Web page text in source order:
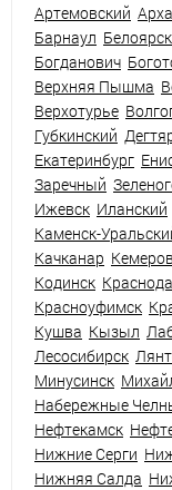
Артемовский
Барнаул
Богданович
Верхняя Пышма
Верхотурье
Губкинский
Екатеринбург
Заречный
Ижевск Иланский
Каменск-
Качканар
Кодинск
Красноуфимск
Кушва Кызыл
Лесосибирск
Минусинск
Набережные
Нефтекамск
Нижние Серги
Нижняя Салда